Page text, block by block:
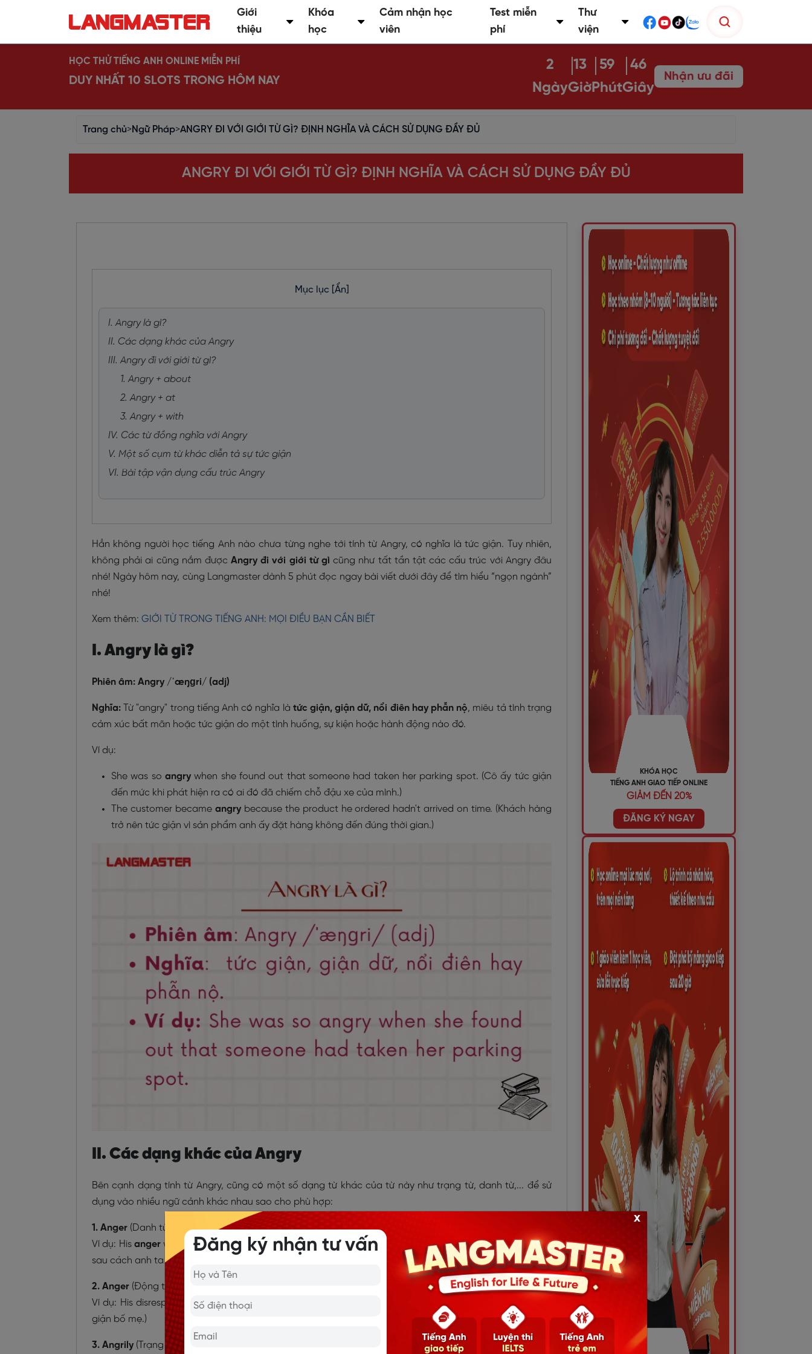
Giới
thiệu
Khóa
học
Cảm nhận học
viên
Test miễn
phí
Thư
viện
HỌC THỬ TIẾNG ANH ONLINE MIỄN PHÍ
DUY NHẤT 10 SLOTS TRONG HÔM NAY
2
Ngày
13
Giờ
59
Phút
45
Giây
Nhận ưu đãi
Trang chủ>Ngữ Pháp>ANGRY ĐI VỚI GIỚI TỪ GÌ? ĐỊNH NGHĨA VÀ CÁCH SỬ DỤNG ĐẦY ĐỦ
ANGRY ĐI VỚI GIỚI TỪ GÌ? ĐỊNH NGHĨA VÀ CÁCH SỬ DỤNG ĐẦY ĐỦ
Mục lục [Ẩn]
I. Angry là gì?
II. Các dạng khác của Angry
III. Angry đi với giới từ gì?
1. Angry + about
2. Angry + at
3. Angry + with
IV. Các từ đồng nghĩa với Angry
V. Một số cụm từ khác diễn tả sự tức giận
VI. Bài tập vận dụng cấu trúc Angry
Hẳn không người học tiếng Anh nào chưa từng nghe tới tính từ Angry, có nghĩa là tức giận. Tuy nhiên,
không phải ai cũng nắm được Angry đi với giới từ gì cũng như tất tần tật các cấu trúc với Angry đâu
nhé! Ngày hôm nay, cùng Langmaster dành 5 phút đọc ngay bài viết dưới đây để tìm hiểu “ngọn ngành”
nhé!
Xem thêm: GIỚI TỪ TRONG TIẾNG ANH: MỌI ĐIỀU BẠN CẦN BIẾT
I. Angry là gì?
Phiên âm: Angry /ˈæŋɡri/ (adj)
Nghĩa: Từ "angry" trong tiếng Anh có nghĩa là tức giận, giận dữ, nổi điên hay phẫn nộ, miêu tả tình trạng
cảm xúc bất mãn hoặc tức giận do một tình huống, sự kiện hoặc hành động nào đó.
Ví dụ:
She was so angry when she found out that someone had taken her parking spot. (Cô ấy tức giận
đến mức khi phát hiện ra có ai đó đã chiếm chỗ đậu xe của mình.)
The customer became angrybecause the product he ordered hadn't arrived on time. (Khách hàng
trở nên tức giận vì sản phẩm anh ấy đặt hàng không đến đúng thời gian.)
II. Các dạng khác của Angry
Bên cạnh dạng tính từ Angry, cũng có một số dạng từ khác của từ này như trạng từ, danh từ,... để sử
dụng vào nhiều ngữ cảnh khác nhau sao cho phù hợp:
1. Anger (Danh từ): Sự tức giận, chỉ cảm xúc tức giận chung chung.
Ví dụ: Hisanger was understandable after the way he had been treated. (Tức giận của anh ta là dễ hiểu
sau cách anh ta đã bị đối xử.)
2. Anger (Động từ): Hành động khiến ai đó tức giận hoặc khiến một tình huống trở nên tức giận.
Ví dụ: His disrespectful commentsanger
his parents. (Những lời lẽ không tôn trọng của anh ta làm tức
giận bố mẹ.)
3. Angrily (Trạng từ): Trạng thái của một người đang tức giận hoặc hành động bằng cách tức giận.
KHÓA HỌC
TIẾNG ANH GIAO TIẾP ONLINE
GIẢM ĐẾN 20%
ĐĂNG KÝ NGAY
Đăng ký nhận tư vấn
x